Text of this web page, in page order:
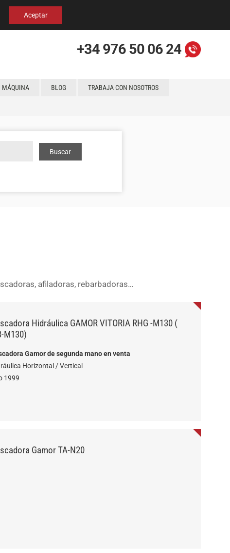
+34 976 50 06 24
MÁQUINA BLOG TRABAJA CON NOSOTROS
afiladoras, rebarbadoras…
Hidráulica GAMOR VITORIA RHG -M130 (
M130)
Gamor de segunda mano en venta
Horizontal / Vertical
1999
Gamor TA-N20
Aceptar